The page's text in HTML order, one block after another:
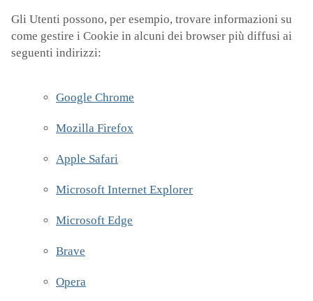
Gli Utenti possono, per esempio, trovare informazioni su
come gestire i Cookie in alcuni dei browser più diffusi ai
seguenti indirizzi:
Google Chrome
Mozilla Firefox
Apple Safari
Microsoft Internet Explorer
Microsoft Edge
Brave
Opera